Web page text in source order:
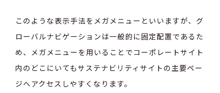
このような表示手法をメガメニューといいますが、グ
ローバルナビゲーションは一般的に固定配置であるた
め、メガメニューを用いることでコーポレートサイト
内のどこにいてもサステナビリティサイトの主要ペー
ジへアクセスしやすくなります。